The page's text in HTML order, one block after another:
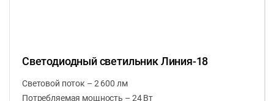
Светодиодный светильник Линия-18
Световой поток – 2 600 лм
Потребляемая мощность – 24 Вт